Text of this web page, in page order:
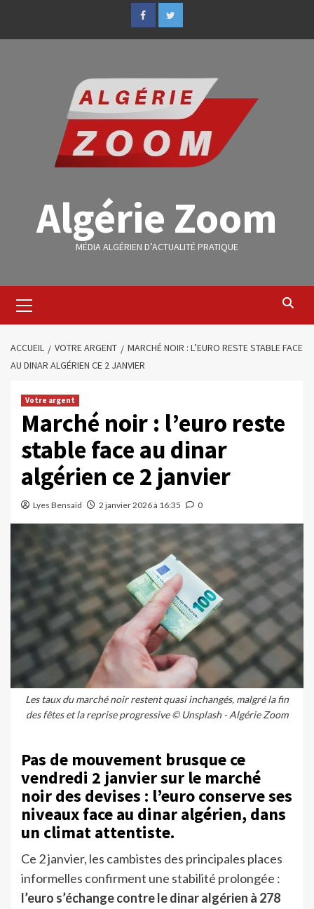
Algérie Zoom
MÉDIA ALGÉRIEN D’ACTUALITÉ PRATIQUE
ACCUEIL VOTRE ARGENT
MARCHÉ NOIR : L’EURO RESTE STABLE FACE
AU DINAR ALGÉRIEN CE 2 JANVIER
Votre argent
Marché noir : l’euro reste
stable face au dinar
algérien ce 2 janvier
Lyes Bensaïd 2 janvier 2026 à 16:35 0
Les taux du marché noir restent quasi inchangés, malgré la fin
des fêtes et la reprise progressive © Unsplash - Algérie Zoom
Pas de mouvement brusque ce
vendredi 2 janvier sur le marché
noir des devises : l’euro conserve ses
niveaux face au dinar algérien, dans
un climat attentiste.
Ce 2 janvier, les cambistes des principales places
informelles confirment une stabilité prolongée :
l’euro s’échange contre le dinar algérien à 278